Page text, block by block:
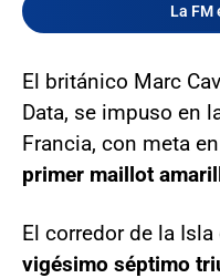
La FM
El británico Marc
Data, se impuso en
Francia, con meta
primer maillot
El corredor de la
vigésimo séptimo